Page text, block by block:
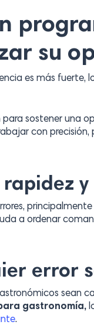
su
es más fuerte,
sostener una
con precisión,
a ordenar
error
sean
gastronomía,
.